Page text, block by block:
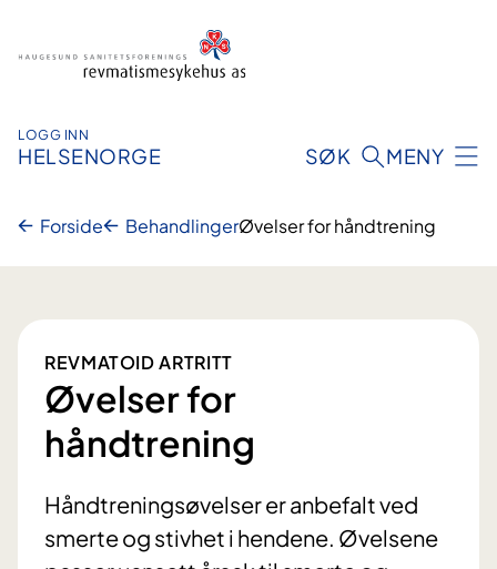
LOGG INN
HELSENORGE SØK MENY
Forside BehandlingerØvelser for håndtrening
REVMATOID ARTRITT
Øvelser for
håndtrening
Håndtreningsøvelser er anbefalt ved
smerte og stivhet i hendene. Øvelsene